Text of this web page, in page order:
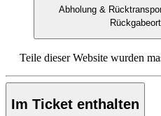
Abholung &
Teile dieser Website wurden
Im Ticket enthalten